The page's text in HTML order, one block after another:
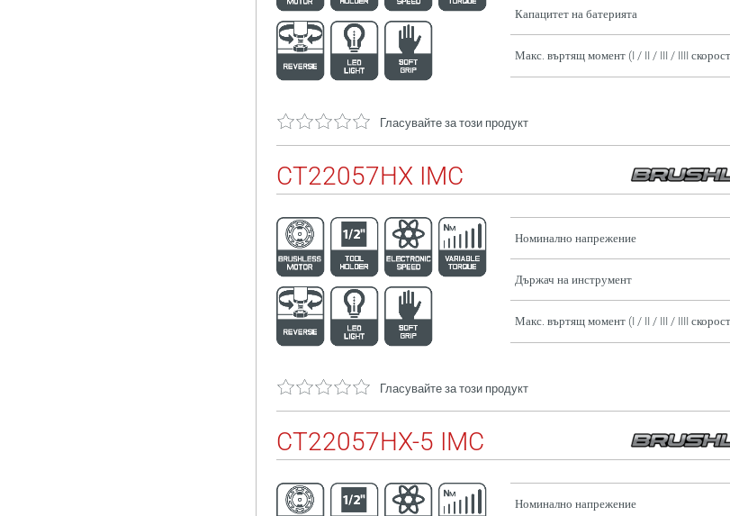
Капацитет на батерията
Макс. въртящ момент (I / II / III / IIII
Гласувайте за този продукт
CT22057HX IMC
Номинално напрежение
Държач на инструмент
Макс. въртящ момент (I / II / III / IIII
Гласувайте за този продукт
CT22057HX-5 IMC
Номинално напрежение